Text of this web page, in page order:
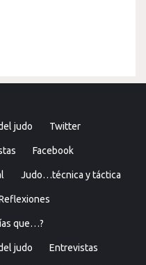
judo Twitter
Facebook
Judo…técnica y táctica
que…?
judo Entrevistas